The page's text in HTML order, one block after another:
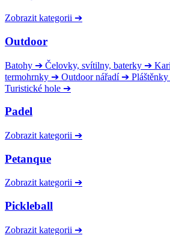
Zobrazit kategorii ➔
Outdoor
Batohy ➔ Čelovky, svítilny, baterky ➔
termohrnky ➔ Outdoor nářadí ➔ Pláštěnky
Turistické hole ➔
Padel
Zobrazit kategorii ➔
Petanque
Zobrazit kategorii ➔
Pickleball
Zobrazit kategorii ➔